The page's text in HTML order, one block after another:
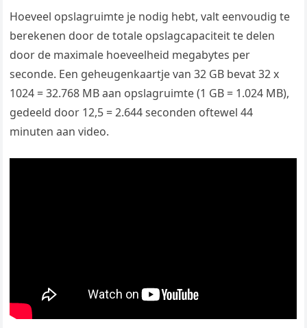
Hoeveel opslagruimte je nodig hebt, valt eenvoudig te
berekenen door de totale opslagcapaciteit te delen
door de maximale hoeveelheid megabytes per
seconde. Een geheugenkaartje van 32 GB bevat 32 x
1024 = 32.768 MB aan opslagruimte (1 GB = 1.024 MB),
gedeeld door 12,5 = 2.644 seconden oftewel 44
minuten aan video.